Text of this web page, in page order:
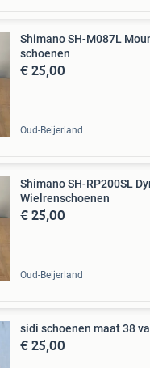
Shimano SH-M087L
schoenen
€ 25,00
Oud-Beijerland
Shimano SH-RP200SL
Wielrenschoenen
€ 25,00
Oud-Beijerland
sidi schoenen maat 38
€ 25,00